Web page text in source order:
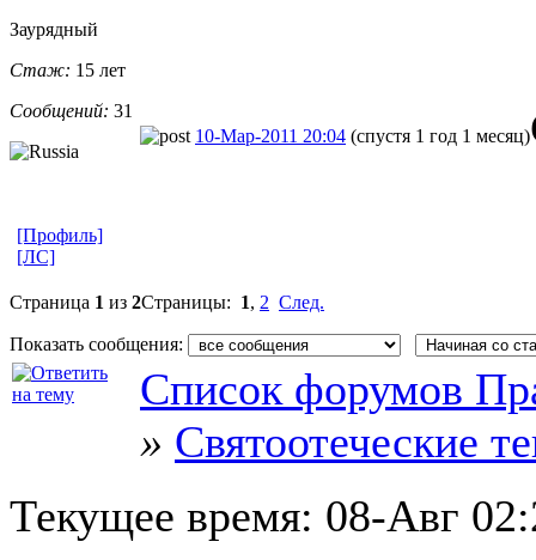
Заурядный
Стаж: 15 лет
Сообщений: 31
10-Мар-2011 20:04 (спустя 1 год 1 месяц)
[Профиль]
[ЛС]
Страница 1 из 2Страницы: 1, 2 След.
Показать сообщения:
Список форумов
» Святоотеческие
Текущее время: 08-Авг